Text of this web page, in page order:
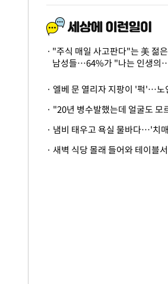
"주식 매일 사고판다"는 美 젊은
남성들…64%가 "나는 인생의